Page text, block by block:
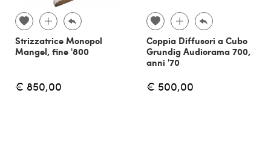
Strizzatrice Monopol
Mangel, fine '800
€ 850,00
Coppia Diffusori a Cubo
Grundig Audiorama 700,
anni '70
€ 500,00